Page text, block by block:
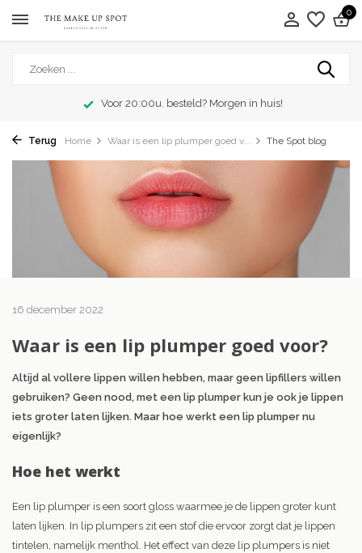
0
Voor 20:00u. besteld? Morgen in huis!
Terug Home Waar is een lip plumper goed v... The Spot blog
16 december 2022
Waar is een lip plumper goed voor?
Altijd al vollere lippen willen hebben, maar geen lipfillers willen
gebruiken? Geen nood, met een lip plumper kun je ook je lippen
iets groter laten lijken. Maar hoe werkt een lip plumper nu
eigenlijk?
Hoe het werkt
Een lip plumper is een soort gloss waarmee je de lippen groter kunt
laten lijken. In lip plumpers zit een stof die ervoor zorgt dat je lippen
tintelen, namelijk menthol. Het effect van deze lip plumpers is niet